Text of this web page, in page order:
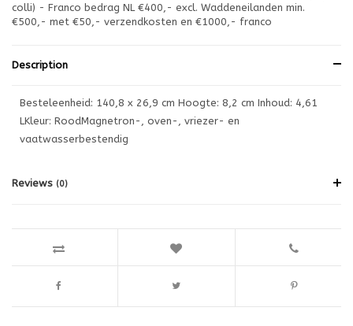
colli) - Franco bedrag NL €400,- excl. Waddeneilanden min.
€500,- met €50,- verzendkosten en €1000,- franco
Description
Besteleenheid: 140,8 x 26,9 cm Hoogte: 8,2 cm Inhoud: 4,61
LKleur: RoodMagnetron-, oven-, vriezer- en
vaatwasserbestendig
Reviews (0)